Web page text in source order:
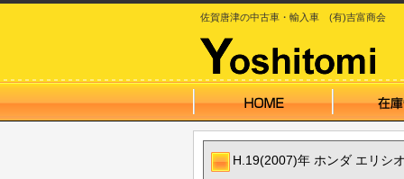
佐賀唐津の中古車・輸入車 (有)吉富商会
H.19(2007)年 ホンダ エリシ